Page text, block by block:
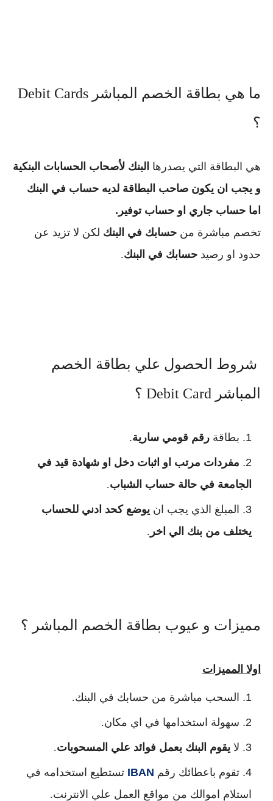
ما هي بطاقة الخصم المباشر Debit Cards
؟
هي البطاقة التي يصدرها البنك لأصحاب الحسابات البنكية
و يجب ان يكون صاحب البطاقة لديه حساب في البنك
اما حساب جاري او حساب توفير.
تخصم مباشرة من حسابك في البنك لكن لا تزيد عن
حدود او رصيد حسابك في البنك.
شروط الحصول علي بطاقة الخصم
المباشر Debit Card ؟
بطاقة رقم قومي سارية.
مفردات مرتب او اثبات دخل او شهادة قيد في
الجامعة في حالة حساب الشباب.
المبلغ الذي يجب ان يوضع كحد ادني للحساب
يختلف من بنك الي اخر .
مميزات و عيوب بطاقة الخصم المباشر ؟
اولا المميزات
السحب مباشرة من حسابك في البنك.
سهولة استخدامها في اي مكان.
لا يقوم البنك بعمل فوائد علي المسحوبات.
تقوم باعطائك رقم IBAN تستطيع استخدامه في
استلام اموالك من مواقع العمل علي الانترنت.